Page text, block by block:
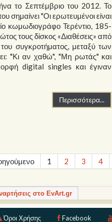
το Σεπτέμβριο του 2012. Το
σημαίνει "Οι ερωτευμένοι είναι
κωμωδιογράφο Τερέντιο, 185-
τους δίσκος «Διαθέσεις» από
συγκροτήματος, μεταξύ των
"Κι αν χαθώ", "Μη ρωτάς" και
digital singles και έγιναν
Περισσότερα...
1 2 3 4
στο EvArt.gr
Όροι Χρήσης Facebook